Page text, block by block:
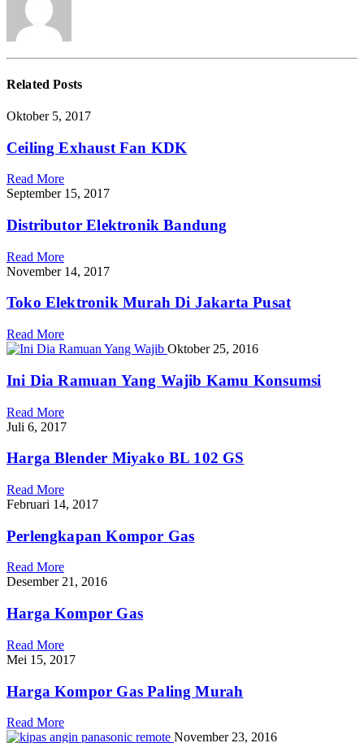
RelatedPosts
Oktober 5, 2017
Ceiling Exhaust Fan KDK
Read More
September 15, 2017
Distributor Elektronik Bandung
Read More
November 14, 2017
Toko Elektronik Murah Di Jakarta Pusat
Read More
Oktober 25, 2016
Ini Dia Ramuan Yang Wajib Kamu Konsumsi
Read More
Juli 6, 2017
Harga Blender Miyako BL 102 GS
Read More
Februari 14, 2017
Perlengkapan Kompor Gas
Read More
Desember 21, 2016
Harga Kompor Gas
Read More
Mei 15, 2017
Harga Kompor Gas Paling Murah
Read More
November 23, 2016